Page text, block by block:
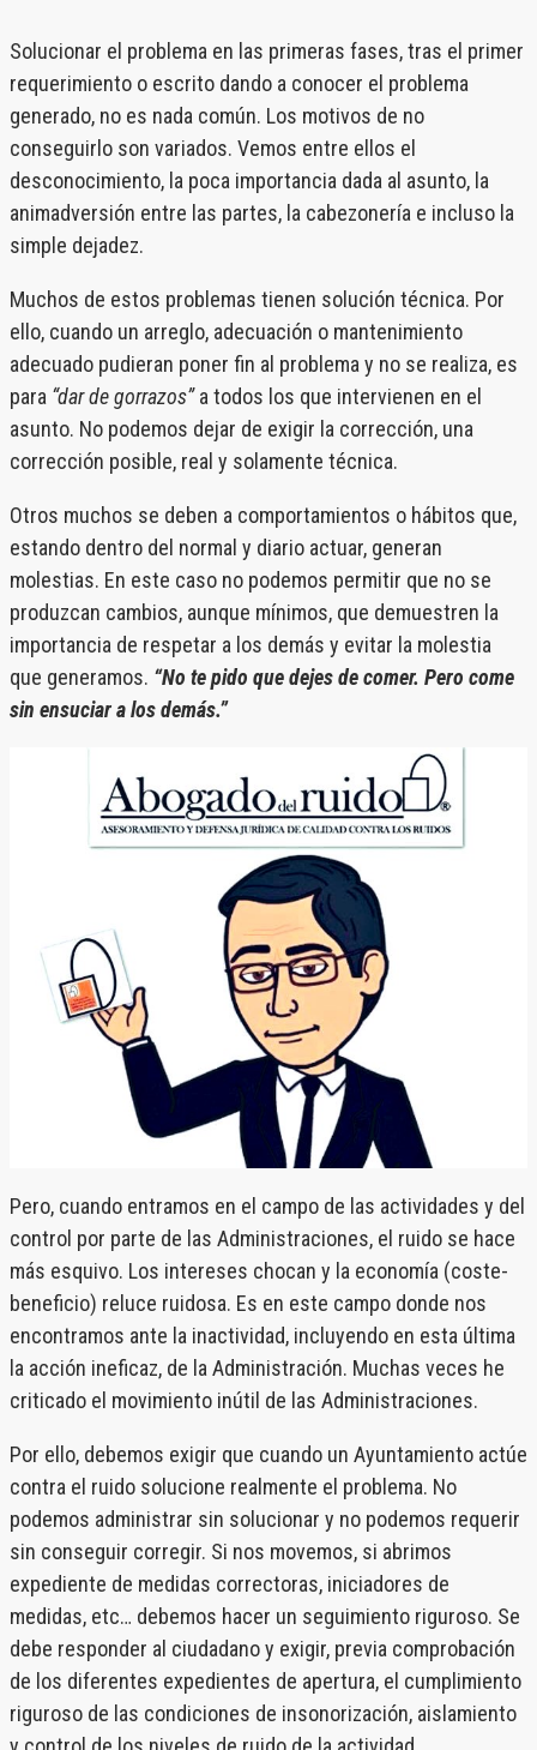
Solucionar el problema en las primeras fases, tras el primer
requerimiento o escrito dando a conocer el problema
generado, no es nada común. Los motivos de no
conseguirlo son variados. Vemos entre ellos el
desconocimiento, la poca importancia dada al asunto, la
animadversión entre las partes, la cabezonería e incluso la
simple dejadez.
Muchos de estos problemas tienen solución técnica. Por
ello, cuando un arreglo, adecuación o mantenimiento
adecuado pudieran poner fin al problema y no se realiza, es
para “dar de gorrazos”a todos los que intervienen en el
asunto. No podemos dejar de exigir la corrección, una
corrección posible, real y solamente técnica.
Otros muchos se deben a comportamientos o hábitos que,
estando dentro del normal y diario actuar, generan
molestias. En este caso no podemos permitir que no se
produzcan cambios, aunque mínimos, que demuestren la
importancia de respetar a los demás y evitar la molestia
que generamos. “No te pido que dejes de comer. Pero come
sin ensuciar a los demás.”
Pero, cuando entramos en el campo de las actividades y del
control por parte de las Administraciones, el ruido se hace
más esquivo. Los intereses chocan y la economía (coste-
beneficio) reluce ruidosa. Es en este campo donde nos
encontramos ante la inactividad, incluyendo en esta última
la acción ineficaz, de la Administración. Muchas veces he
criticado el movimiento inútil de las Administraciones.
Por ello, debemos exigir que cuando un Ayuntamiento actúe
contra el ruido solucione realmente el problema. No
podemos administrar sin solucionar y no podemos requerir
sin conseguir corregir. Si nos movemos, si abrimos
expediente de medidas correctoras, iniciadores de
medidas, etc… debemos hacer un seguimiento riguroso. Se
debe responder al ciudadano y exigir, previa comprobación
de los diferentes expedientes de apertura, el cumplimiento
riguroso de las condiciones de insonorización, aislamiento